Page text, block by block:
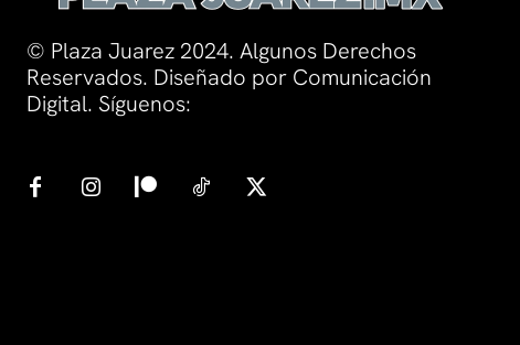
© Plaza Juarez 2024. Algunos Derechos
Reservados. Diseñado por Comunicación
Digital. Síguenos: